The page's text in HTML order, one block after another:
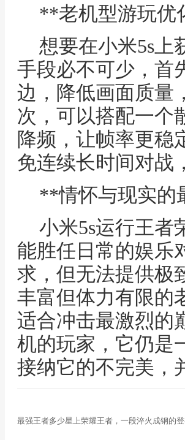
**老机型游玩优
想要在小米5s上
手段必不可少，首
边，降低画面质量
次，可以搭配一个
降频，让帧率更稳
免连续长时间对战
**情怀与现实的
小米5s运行王者
能胜任日常的娱乐
求，但无法提供极
丰富但体力有限的
适合冲击最激烈的
机的玩家，它仍是
接纳它的不完美，
最强王者多少星上荣耀王者，一段淬火成钢的